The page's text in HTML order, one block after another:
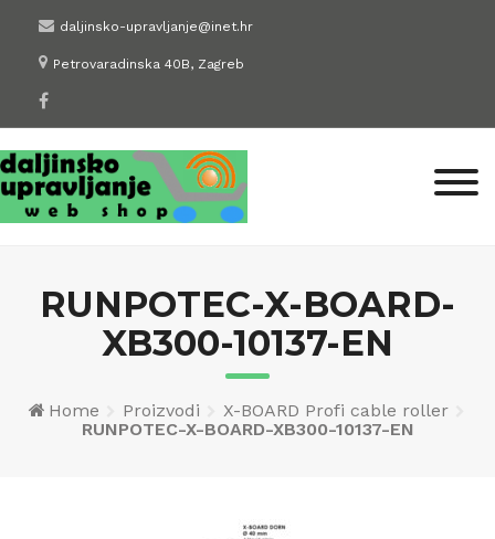
content
daljinsko-upravljanje@inet.hr
Petrovaradinska 40B, Zagreb
RUNPOTEC-X-BOARD-
XB300-10137-EN
Home Proizvodi
X-BOARD Profi cable roller
RUNPOTEC-X-BOARD-XB300-10137-EN